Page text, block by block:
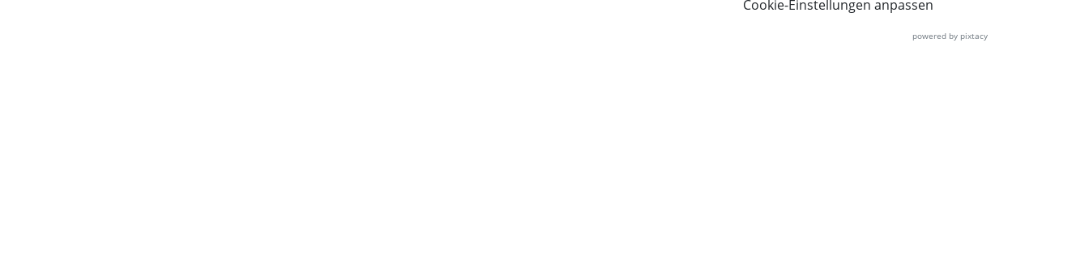
Cookie-Einstellungen anpassen
powered by pixtacy